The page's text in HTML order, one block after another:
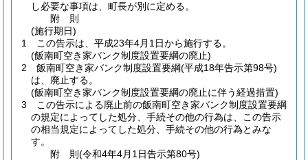
し必要な事項は、町長が別に定める。
附 則
(施行期日)
1
この告示は、平成23年4月1日から施行する。
(飯南町空き家バンク制度設置要綱の廃止)
2
飯南町空き家バンク制度設置要綱(平成18年告示第98号)
は、廃止する。
(飯南町空き家バンク制度設置要綱の廃止に伴う経過措置)
3
この告示による廃止前の飯南町空き家バンク制度設置要綱
の規定によってした処分、手続その他の行為は、この告示
の相当規定によってした処分、手続その他の行為とみな
す。
附 則(令和4年4月1日告示第80号)